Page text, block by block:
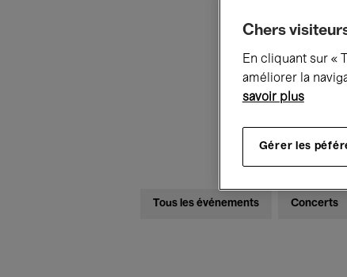
Ce
Tous les événements Concerts
Chers
En cliquant sur «
améliorer la
savoir plus
Gérer les